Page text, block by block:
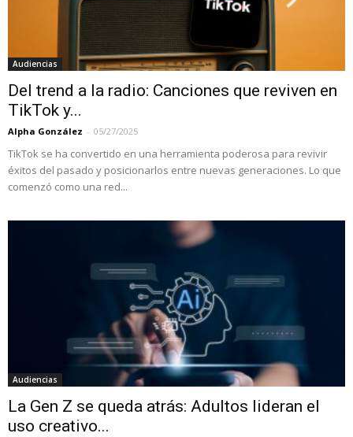
Audiencias
Del trend a la radio: Canciones que reviven en
TikTok y...
Alpha González - 05/27/2025
TikTok se ha convertido en una herramienta poderosa para revivir
éxitos del pasado y posicionarlos entre nuevas generaciones. Lo que
comenzó como una red...
Audiencias
La Gen Z se queda atrás: Adultos lideran el
uso creativo...